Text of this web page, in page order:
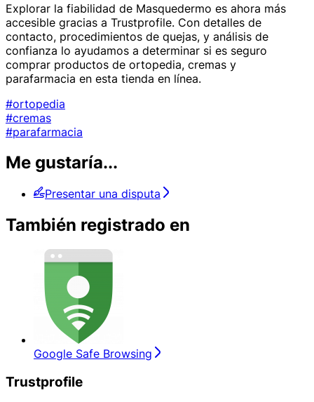
Explorar la fiabilidad de Masquedermo es ahora más
accesible gracias a Trustprofile. Con detalles de
contacto, procedimientos de quejas, y análisis de
confianza lo ayudamos a determinar si es seguro
comprar productos de ortopedia, cremas y
parafarmacia en esta tienda en línea.
#ortopedia
#cremas
#parafarmacia
Me gustaría...
Presentar una disputa
También registrado en
Google Safe Browsing
Trustprofile